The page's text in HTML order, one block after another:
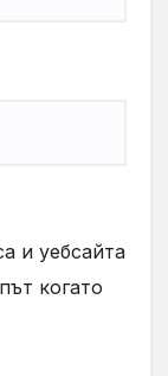
и уебсайта
когато